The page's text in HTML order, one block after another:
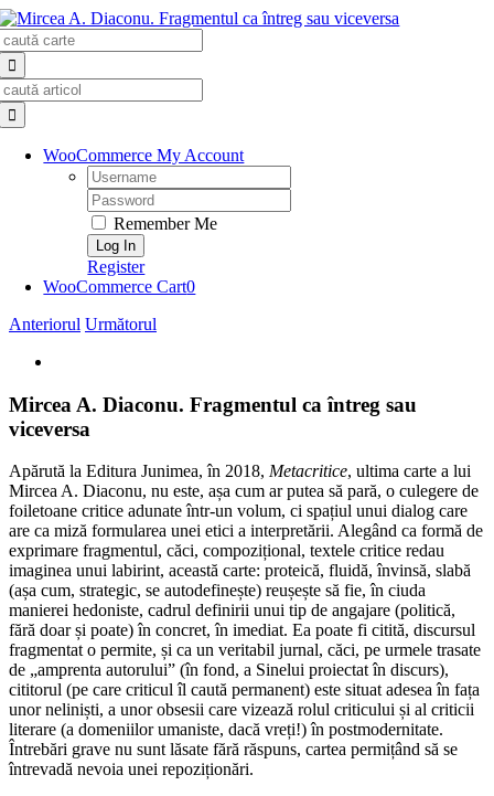
Skip
to
content
WooCommerce My Account
Username:
Password:
Remember Me
Register
WooCommerce Cart0
Anteriorul Următorul
Image
Mircea A. Diaconu. Fragmentul ca întreg sau
viceversa
Apărută la Editura Junimea, în 2018, Metacritice, ultima carte a lui
Mircea A. Diaconu, nu este, așa cum ar putea să pară, o culegere de
foiletoane critice adunate într-un volum, ci spațiul unui dialog care
are ca miză formularea unei etici a interpretării. Alegând ca formă de
exprimare fragmentul, căci, compozițional, textele critice redau
imaginea unui labirint, această carte: proteică, fluidă, învinsă, slabă
(așa cum, strategic, se autodefinește) reușește să fie, în ciuda
manierei hedoniste, cadrul definirii unui tip de angajare (politică,
fără doar și poate) în concret, în imediat. Ea poate fi citită, discursul
fragmentat o permite, și ca un veritabil jurnal, căci, pe urmele trasate
de „amprenta autorului” (în fond, a Sinelui proiectat în discurs),
cititorul (pe care criticul îl caută permanent) este situat adesea în fața
unor neliniști, a unor obsesii care vizează rolul criticului și al criticii
literare (a domeniilor umaniste, dacă vreți!) în postmodernitate.
Întrebări grave nu sunt lăsate fără răspuns, cartea permițând să se
întrevadă nevoia unei repoziționări.